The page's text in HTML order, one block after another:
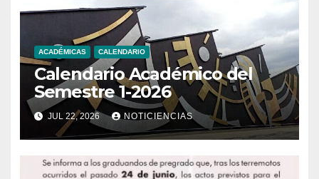
ACADÉMICAS CALENDARIO
Calendario Académico del
Semestre 1-2026
JUL 22, 2026 NOTICIENCIAS